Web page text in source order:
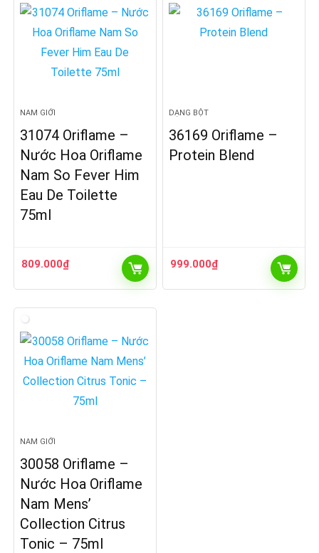
NAM GIỚI
31074 Oriflame –
Nước Hoa Oriflame
Nam So Fever Him
Eau De Toilette
75ml
809.000₫
DẠNG BỘT
36169 Oriflame –
Protein Blend
999.000₫
NAM GIỚI
30058 Oriflame –
Nước Hoa Oriflame
Nam Mens’
Collection Citrus
Tonic – 75ml